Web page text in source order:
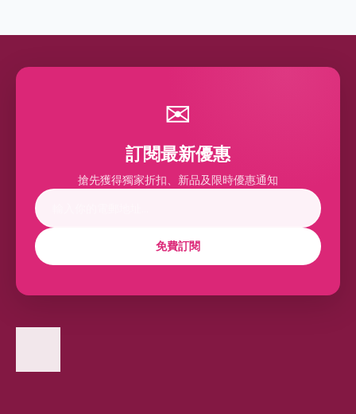
✉
訂閱最新優惠
搶先獲得獨家折扣、新品及限時優惠通知
免費訂閱